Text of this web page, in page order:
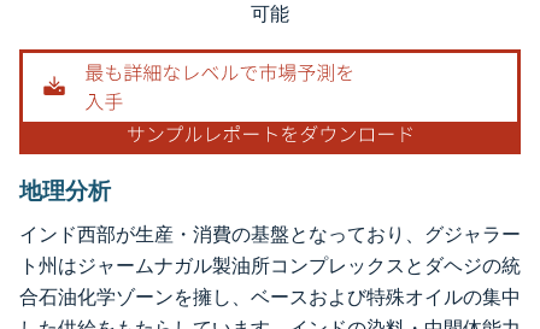
可能
地理分析
インド西部が生産・消費の基盤となっており、グジャラー
ト州はジャームナガル製油所コンプレックスとダヘジの統
合石油化学ゾーンを擁し、ベースおよび特殊オイルの集中